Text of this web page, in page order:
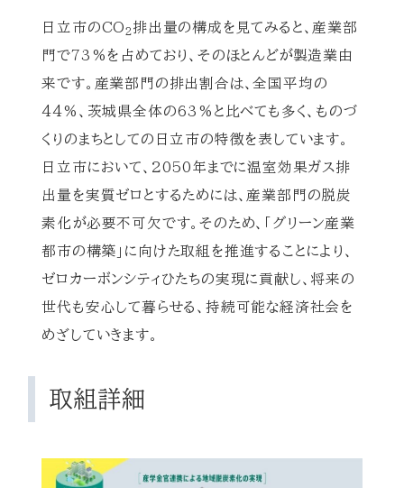
日立市のCO2 排出量の構成を見てみると、産業部
門で73%を占めており、そのほとんどが製造業由
来です。産業部門の排出割合は、全国平均の
44%、茨城県全体の63%と比べても多く、ものづ
くりのまちとしての日立市の特徴を表しています。
日立市において、2050年までに温室効果ガス排
出量を実質ゼロとするためには、産業部門の脱炭
素化が必要不可欠です。そのため、「グリーン産業
都市の構築」に向けた取組を推進することにより、
ゼロカーボンシティひたちの実現に貢献し、将来の
世代も安心して暮らせる、持続可能な経済社会を
めざしていきます。
取組詳細